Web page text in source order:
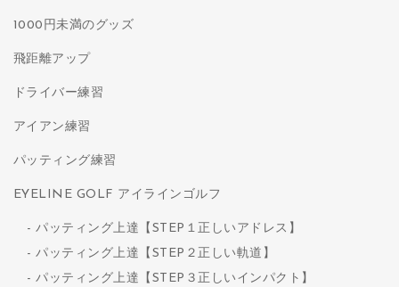
1000円未満のグッズ
飛距離アップ
ドライバー練習
アイアン練習
パッティング練習
EYELINE GOLF アイラインゴルフ
パッティング上達【STEP１正しいアドレス】
パッティング上達【STEP２正しい軌道】
パッティング上達【STEP３正しいインパクト】